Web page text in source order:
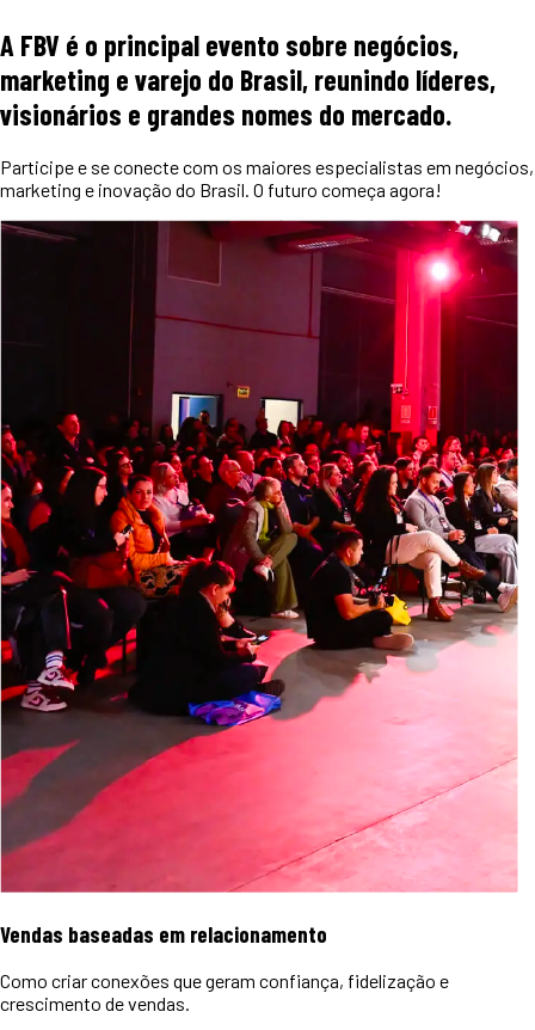
A FBV é o principal evento sobre negócios,
marketing e varejo do Brasil, reunindo líderes,
visionários e grandes nomes do mercado.
Participe e se conecte com os maiores especialistas em negócios,
marketing e inovação do Brasil. O futuro começa agora!
Vendas baseadas em relacionamento
Como criar conexões que geram confiança, fidelização e
crescimento de vendas.